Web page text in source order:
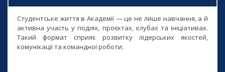
Студентське життя в Академії — це не лише навчання, а й
активна участь у подіях, проєктах, клубах та ініціативах.
Такий формат сприяє розвитку лідерських якостей,
комунікації та командної роботи.